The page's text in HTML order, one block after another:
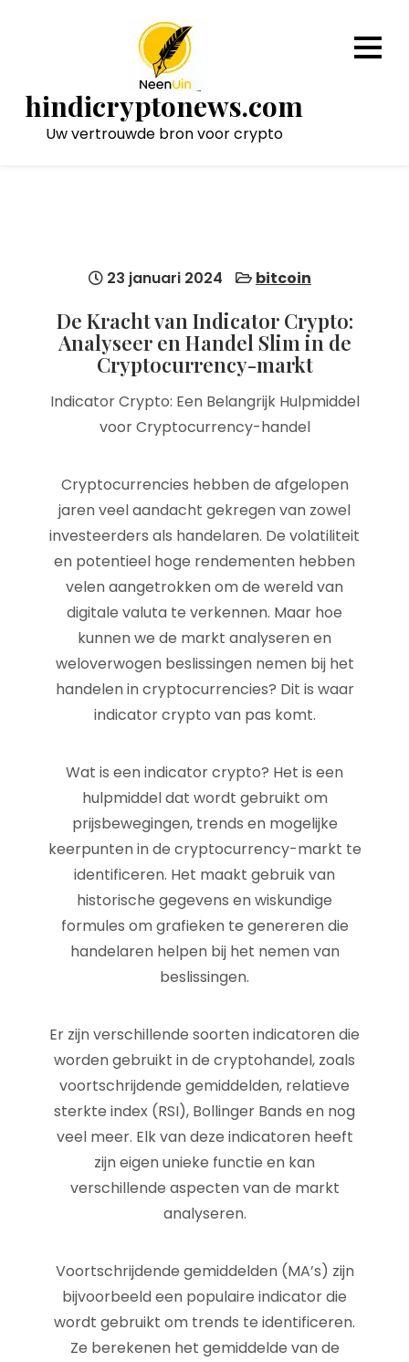
hindicryptonews.com
Uw vertrouwde bron voor crypto
23 januari 2024 bitcoin
De Kracht van Indicator Crypto:
Analyseer en Handel Slim in de
Cryptocurrency-markt
Indicator Crypto: Een Belangrijk Hulpmiddel
voor Cryptocurrency-handel
Cryptocurrencies hebben de afgelopen
jaren veel aandacht gekregen van zowel
investeerders als handelaren. De volatiliteit
en potentieel hoge rendementen hebben
velen aangetrokken om de wereld van
digitale valuta te verkennen. Maar hoe
kunnen we de markt analyseren en
weloverwogen beslissingen nemen bij het
handelen in cryptocurrencies? Dit is waar
indicator crypto van pas komt.
Wat is een indicator crypto? Het is een
hulpmiddel dat wordt gebruikt om
prijsbewegingen, trends en mogelijke
keerpunten in de cryptocurrency-markt te
identificeren. Het maakt gebruik van
historische gegevens en wiskundige
formules om grafieken te genereren die
handelaren helpen bij het nemen van
beslissingen.
Er zijn verschillende soorten indicatoren die
worden gebruikt in de cryptohandel, zoals
voortschrijdende gemiddelden, relatieve
sterkte index (RSI), Bollinger Bands en nog
veel meer. Elk van deze indicatoren heeft
zijn eigen unieke functie en kan
verschillende aspecten van de markt
analyseren.
Voortschrijdende gemiddelden (MA’s) zijn
bijvoorbeeld een populaire indicator die
wordt gebruikt om trends te identificeren.
Ze berekenen het gemiddelde van de